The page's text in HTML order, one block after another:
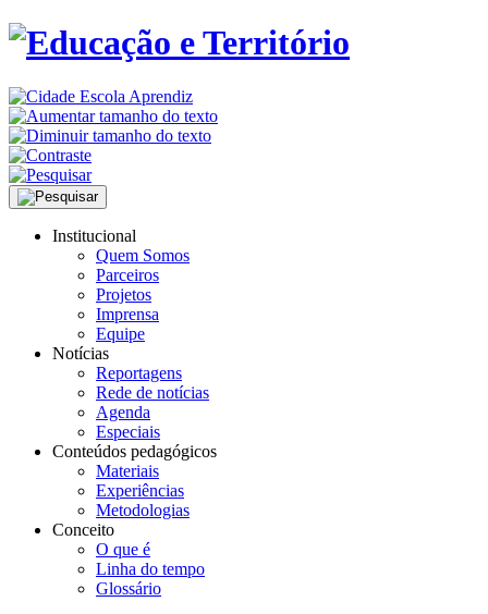
Institucional
Quem Somos
Parceiros
Projetos
Imprensa
Equipe
Notícias
Reportagens
Rede de notícias
Agenda
Especiais
Conteúdos pedagógicos
Materiais
Experiências
Metodologias
Conceito
O que é
Linha do tempo
Glossário